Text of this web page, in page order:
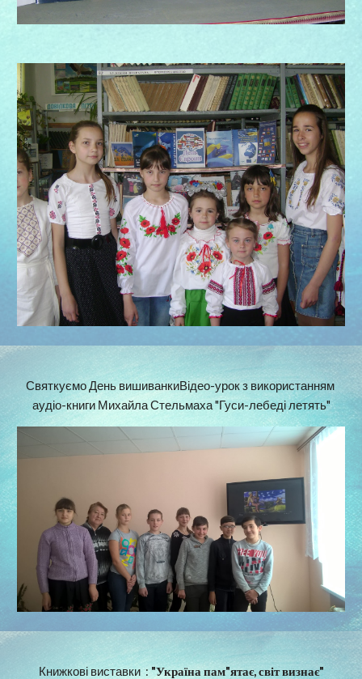
Святкуємо День вишиванкиВідео-урок з використанням
аудіо-книги Михайла Стельмаха "Гуси-лебеді летять"
Книжкові виставки  : "Україна пам"ятає, світ визнає"